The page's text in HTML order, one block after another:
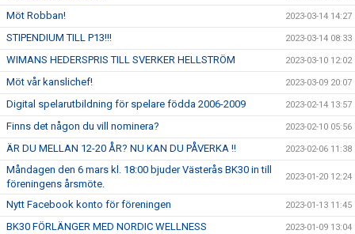
Möt Robban! 2023-03-14 14:27
STIPENDIUM TILL P13!!! 2023-03-14 08:33
WIMANS HEDERSPRIS TILL SVERKER HELLSTRÖM 2023-03-10 12:02
Möt vår kanslichef! 2023-03-09 20:07
Digital spelarutbildning för spelare födda 2006-2009 2023-02-14 13:57
Finns det någon du vill nominera? 2023-02-10 05:56
ÄR DU MELLAN 12-20 ÅR? NU KAN DU PÅVERKA !! 2023-02-06 11:38
Måndagen den 6 mars kl. 18:00 bjuder Västerås BK30 in till
föreningens årsmöte.
2023-01-20 12:24
Nytt Facebook konto för föreningen 2023-01-13 11:45
BK30 FÖRLÄNGER MED NORDIC WELLNESS 2023-01-09 13:04